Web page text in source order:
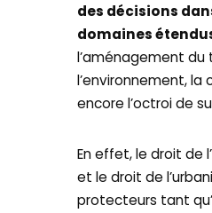
des décisions
domaines
l’aménagement du
l’environnement, la
encore l’octroi de
En effet, le droit de
et le droit de
protecteurs tant